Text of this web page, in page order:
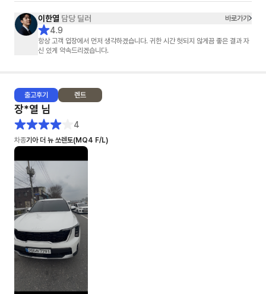
이한열 담당 딜러 바로가기
4.9
항상 고객 입장에서 먼저 생각하겠습니다. 귀한 시간 헛되지 않게끔 좋은 결과 자
신 있게 약속드리겠습니다.
출고후기 렌트
장*열 님
4
차종기아 더 뉴 쏘렌토(MQ4 F/L)